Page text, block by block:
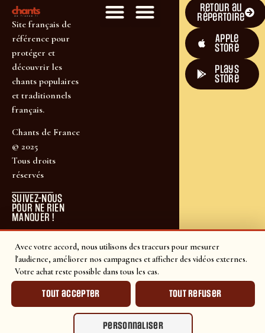
Avec votre accord, nous utilisons des traceurs pour mesurer
l'audience, améliorer nos campagnes et afficher des vidéos externes.
Votre achat reste possible dans tous les cas.
Tout accepter Tout refuser
Personnaliser
Site français de
référence pour
protéger et
découvrir les
chants populaires
et traditionnels
français.
Chants de France
© 2025
Tous droits
réservés
SUIVEZ-NOUS
POUR NE RIEN
MANQUER !
Retour au
répertoire
Apple
Store
plays
store